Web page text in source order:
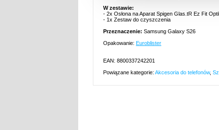
W zestawie:
- 2x Osłona na Aparat Spigen Glas.tR Ez Fit
- 1x Zestaw do czyszczenia
Przeznaczenie: Samsung Galaxy S26
Opakowanie: Euroblister
EAN: 8800337242201
Powiązane kategorie: Akcesoria do telefonów,